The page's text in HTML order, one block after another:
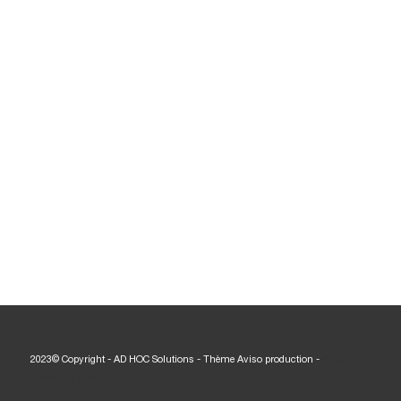
2023© Copyright - AD HOC Solutions - Thème Aviso production -